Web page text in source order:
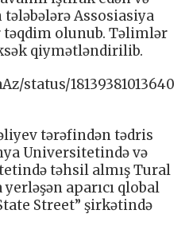
Assosiasiya
olunub. Təlimlər
qiymətləndirilib.
status/18139381013640
tərəfindən tədris
Universitetində və
təhsil almış Tural
aparıcı qlobal
Street” şirkətində